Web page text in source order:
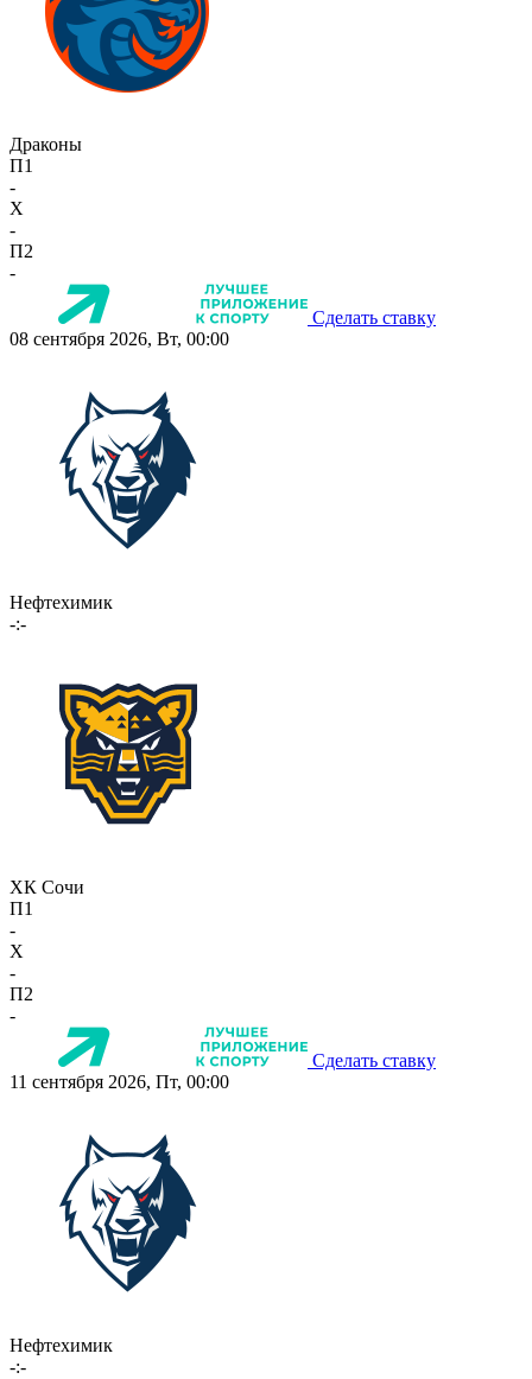
Драконы
П1
-
X
-
П2
-
Сделать ставку
08 сентября 2026, Вт, 00:00
Нефтехимик
-:-
ХК Сочи
П1
-
X
-
П2
-
Сделать ставку
11 сентября 2026, Пт, 00:00
Нефтехимик
-:-